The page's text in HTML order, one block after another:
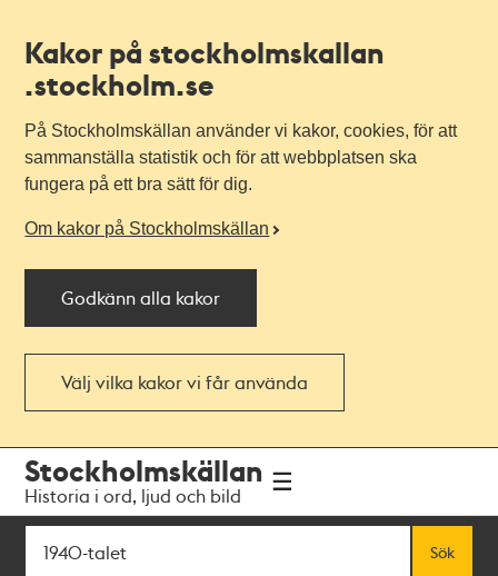
Kakor på stockholmskallan
.stockholm.se
På Stockholmskällan använder vi kakor, cookies, för att
sammanställa statistik och för att webbplatsen ska
fungera på ett bra sätt för dig.
Om kakor på Stockholmskällan
Godkänn alla kakor
Välj vilka kakor vi får använda
navigationen
huvudinnehållet
Stockholmskällan
Historia i ord, ljud och bild
Sök
Sök